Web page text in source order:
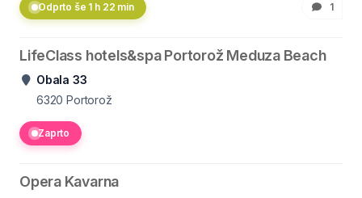
Odprto še 1 h 22 min 1
LifeClass hotels&spa Portorož Meduza Beach
Obala 33
6320 Portorož
Zaprto
Opera Kavarna